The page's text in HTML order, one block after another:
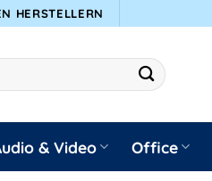
HERSTELLERN
& Video Office